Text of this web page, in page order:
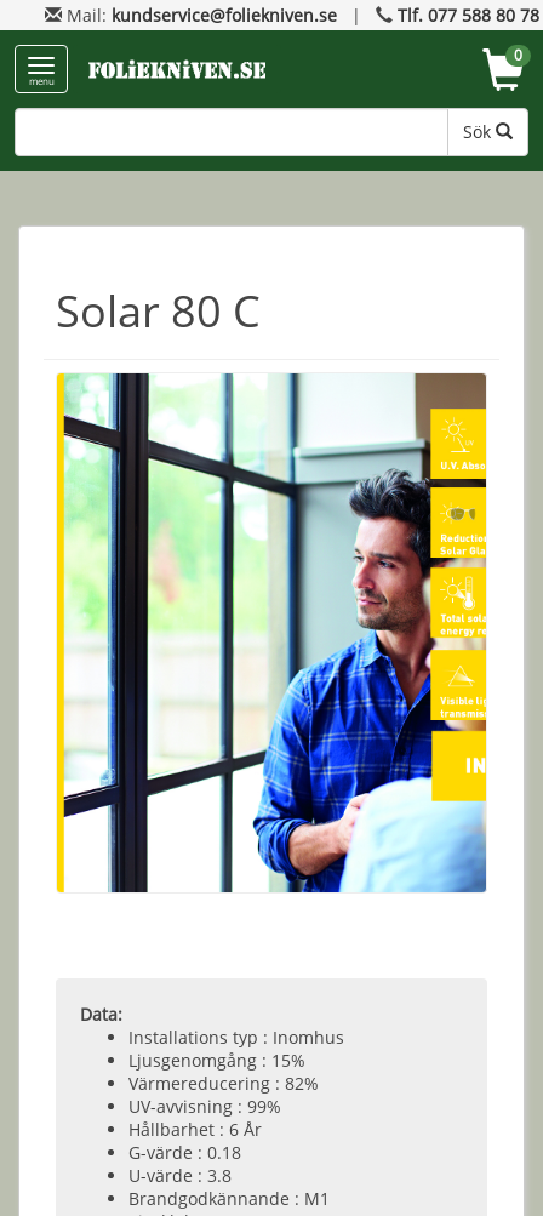
Mail: kundservice@foliekniven.se | Tlf. 077 588 80 78
menu
Sök
0
Solar 80 C
Data:
Installations typ : Inomhus
Ljusgenomgång : 15%
Värmereducering : 82%
UV-avvisning : 99%
Hållbarhet : 6 År
G-värde : 0.18
U-värde : 3.8
Brandgodkännande : M1